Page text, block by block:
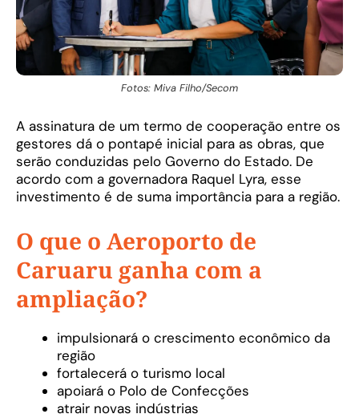
Fotos: Miva Filho/Secom
A assinatura de um termo de cooperação entre os
gestores dá o pontapé inicial para as obras, que
serão conduzidas pelo Governo do Estado. De
acordo com a governadora Raquel Lyra, esse
investimento é de suma importância para a região.
O que o Aeroporto de
Caruaru ganha com a
ampliação?
impulsionará o crescimento econômico da
região
fortalecerá o turismo local
apoiará o Polo de Confecções
atrair novas indústrias